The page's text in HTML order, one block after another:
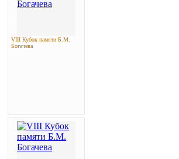
VIII Кубок памяти Б.М.
Богачева